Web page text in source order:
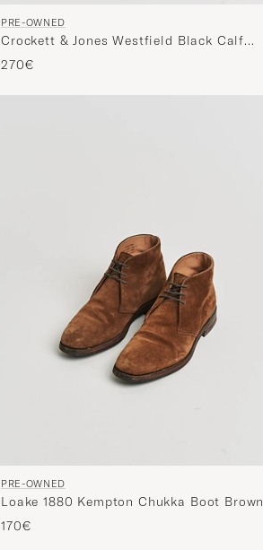
PRE-OWNED
Crockett & Jones Westfield Black Calf
UK6,5 - EU40,5
270€
PRE-OWNED
Loake 1880 Kempton Chukka Boot Brown
Suede UK7 - EU41
170€